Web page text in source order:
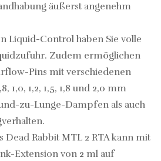
äußerst angenehm
Liquid-Control haben Sie volle
Zudem ermöglichen
Pins mit verschiedenen
1,0, 1,2, 1,5, 1,8 und 2,0 mm
zu-Lunge-Dampfen als auch
Dead Rabbit MTL 2 RTA kann mit
Extension von 2 ml auf